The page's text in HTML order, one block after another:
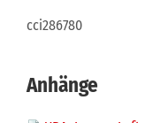
cci286780
Anhänge